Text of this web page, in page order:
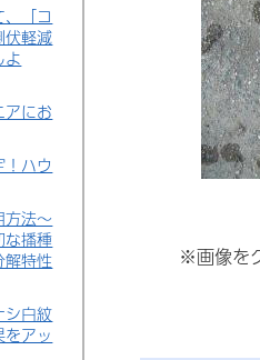
「コ
伏軽減
よ
アにお
ハウ
法～
な播種
解特性
シ白紋
アッ
※画像を